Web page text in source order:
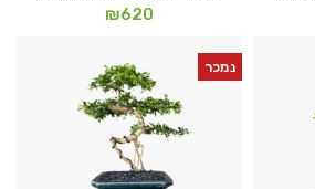
₪620
נמכר